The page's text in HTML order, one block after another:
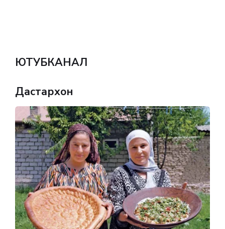
ЮТУБКАНАЛ
Дастархон